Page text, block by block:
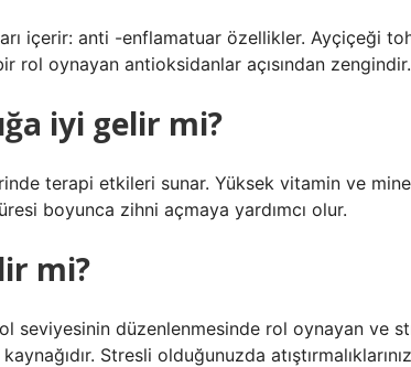
içerir: anti -enflamatuar özellikler. Ayçiçeği
oynayan antioksidanlar açısından
iyi gelir mi?
terapi etkileri sunar. Yüksek vitamin ve
boyunca zihni açmaya yardımcı olur.
mi?
seviyesinin düzenlenmesinde rol oynayan ve
Stresli olduğunuzda